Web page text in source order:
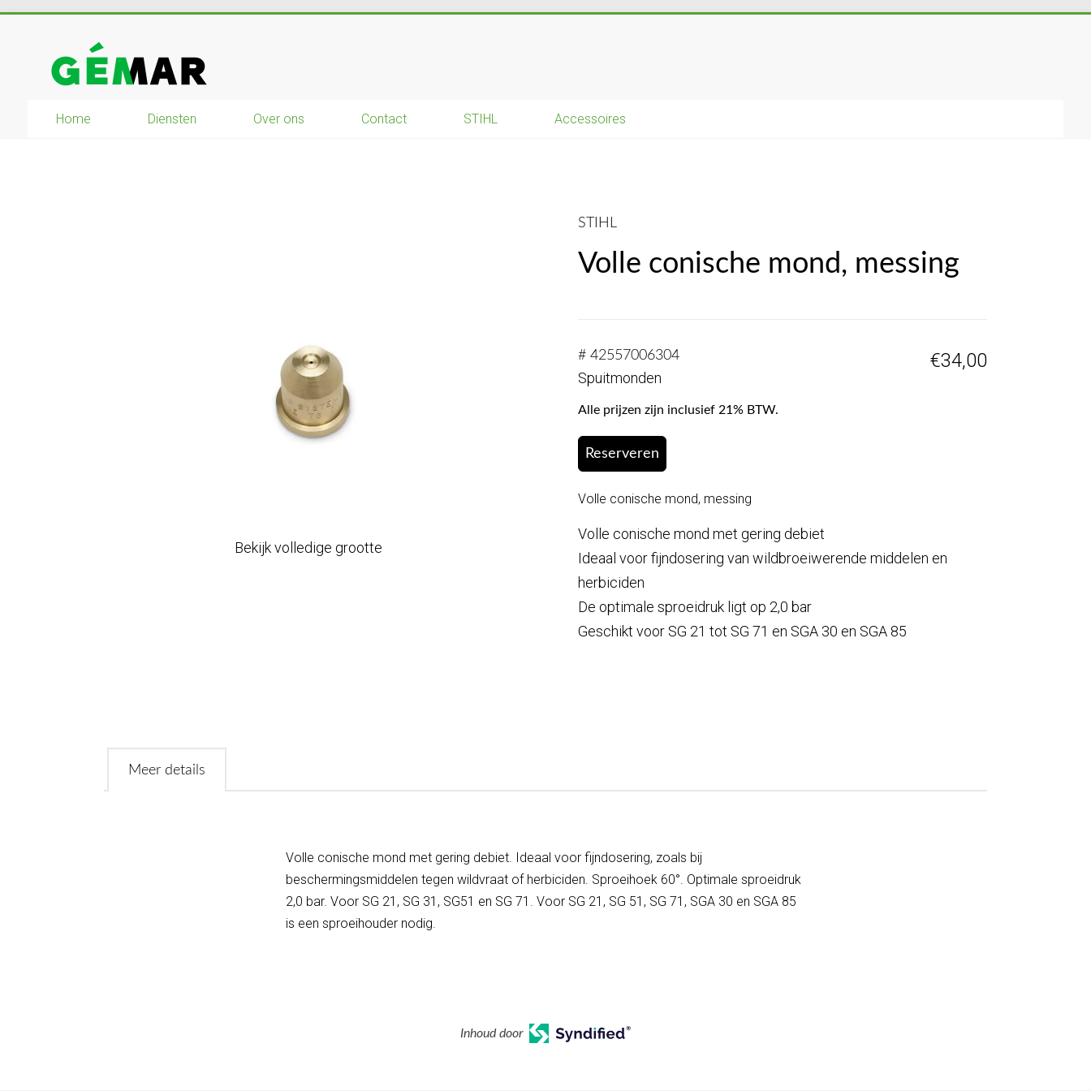
GEMAR
natuurbouw
Home Diensten Over ons Contact STIHL Accessoires
Bekijk volledige grootte
STIHL
Volle conische mond, messing
# 42557006304
Spuitmonden
€34,00
Alle prijzen zijn inclusief 21% BTW.
Reserveren
Volle conische mond, messing
Volle conische mond met gering debiet
Ideaal voor fijndosering van wildbroeiwerende middelen en
herbiciden
De optimale sproeidruk ligt op 2,0 bar
Geschikt voor SG 21 tot SG 71 en SGA 30 en SGA 85
Meer details
Volle conische mond met gering debiet. Ideaal voor fijndosering, zoals bij
beschermingsmiddelen tegen wildvraat of herbiciden. Sproeihoek 60°. Optimale sproeidruk
2,0 bar. Voor SG 21, SG 31, SG51 en SG 71. Voor SG 21, SG 51, SG 71, SGA 30 en SGA 85
is een sproeihouder nodig.
Inhoud door